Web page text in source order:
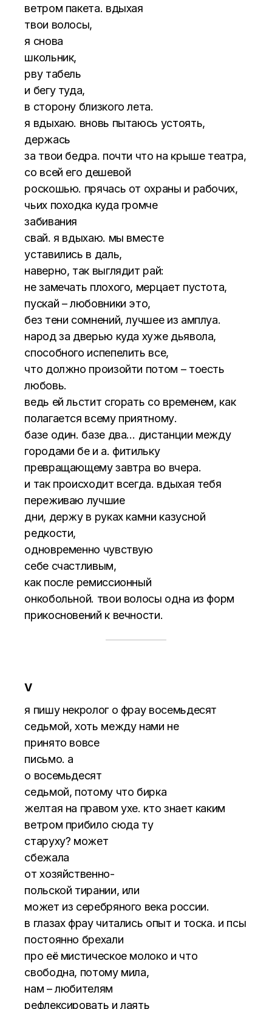
ветром пакета. вдыхая
твои волосы,
я снова
школьник,
рву табель
и бегу туда,
в сторону близкого лета.
я вдыхаю. вновь пытаюсь устоять,
держась
за твои бедра. почти что на крыше театра,
со всей его дешевой
роскошью. прячась от охраны и рабочих,
чьих походка куда громче
забивания
свай. я вдыхаю. мы вместе
уставились в даль,
наверно, так выглядит рай:
не замечать плохого, мерцает пустота,
пускай – любовники это,
без тени сомнений, лучшее из амплуа.
народ за дверью куда хуже дьявола,
способного испепелить все,
что должно произойти потом – тоесть
любовь.
ведь ей льстит сгорать со временем, как
полагается всему приятному.
базе один. базе два… дистанции между
городами бе и а. фитильку
превращающему завтра во вчера.
и так происходит всегда. вдыхая тебя
переживаю лучшие
дни, держу в руках камни казусной
редкости,
одновременно чувствую
себе счастливым,
как после ремиссионный
онкобольной. твои волосы одна из форм
прикосновений к вечности.
V
я пишу некролог о фрау восемьдесят
седьмой, хоть между нами не
принято вовсе
письмо. а
о восемьдесят
седьмой, потому что бирка
желтая на правом ухе. кто знает каким
ветром прибило сюда ту
старуху? может
сбежала
от хозяйственно-
польской тирании, или
может из серебряного века россии.
в глазах фрау читались опыт и тоска. и псы
постоянно брехали
про её мистическое молоко и что
свободна, потому мила,
нам – любителям
рефлексировать и лаять